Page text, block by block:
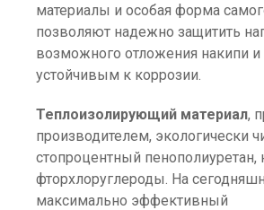
материалы и особая форма
позволяют надежно защитить
возможного отложения накипи и
устойчивым к коррозии.
Теплоизолирующий материал,
производителем, экологически
стопроцентный
фторхлоруглероды. На
максимально эффективный